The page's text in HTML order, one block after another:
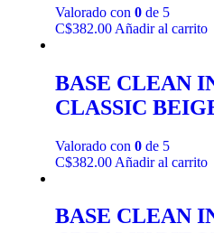
Valorado con 0de 5
C$382.00 Añadir al carrito
BASE CLEAN
CLASSIC
Valorado con 0de 5
C$382.00 Añadir al carrito
BASE CLEAN